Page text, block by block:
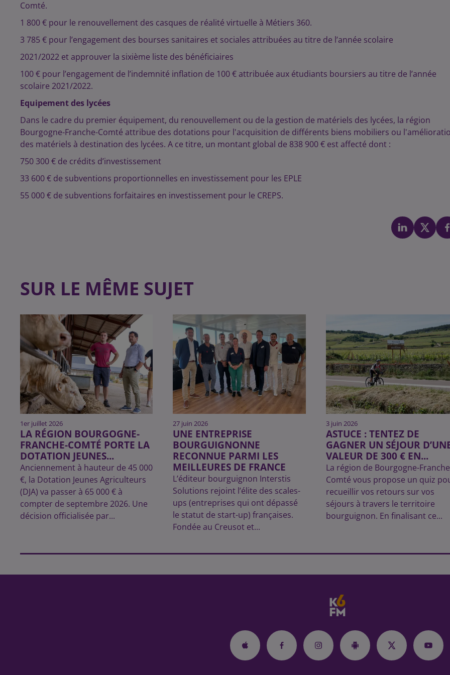
Comté.
1 800 € pour le renouvellement des casques de réalité virtuelle à Métiers 360.
3 785 € pour l’engagement des bourses sanitaires et sociales attribuées au titre de l’année scolaire
2021/2022 et approuver la sixième liste des bénéficiaires
100 € pour l’engagement de l’indemnité inflation de 100 € attribuée aux étudiants boursiers au titre de l’année
scolaire 2021/2022.
Equipement des lycées
Dans le cadre du premier équipement, du renouvellement ou de la gestion de matériels des lycées, la région
Bourgogne-Franche-Comté attribue des dotations pour l'acquisition de différents biens mobiliers ou
des matériels à destination des lycées. A ce titre, un montant global de 838 900 € est affecté dont :
750 300 € de crédits d’investissement
33 600 € de subventions proportionnelles en investissement pour les EPLE
55 000 € de subventions forfaitaires en investissement pour le CREPS.
SUR LE MÊME SUJET
1er juillet 2026
LA RÉGION BOURGOGNE-
FRANCHE-COMTÉ PORTE LA
DOTATION JEUNES...
Anciennement à hauteur de 45 000
€, la Dotation Jeunes Agriculteurs
(DJA) va passer à 65 000 € à
compter de septembre 2026. Une
décision officialisée par...
27 juin 2026
UNE ENTREPRISE
BOURGUIGNONNE
RECONNUE PARMI LES
MEILLEURES DE FRANCE
L’éditeur bourguignon Interstis
Solutions rejoint l’élite des scales-
ups (entreprises qui ont dépassé
le statut de start-up) françaises.
Fondée au Creusot et...
3 juin 2026
ASTUCE : TENTEZ DE
GAGNER UN SÉJOUR
VALEUR DE 300 € EN...
La région de Bourgogne-
Comté vous propose un quiz
recueillir vos retours sur vos
séjours à travers le territoire
bourguignon. En finalisant ce...